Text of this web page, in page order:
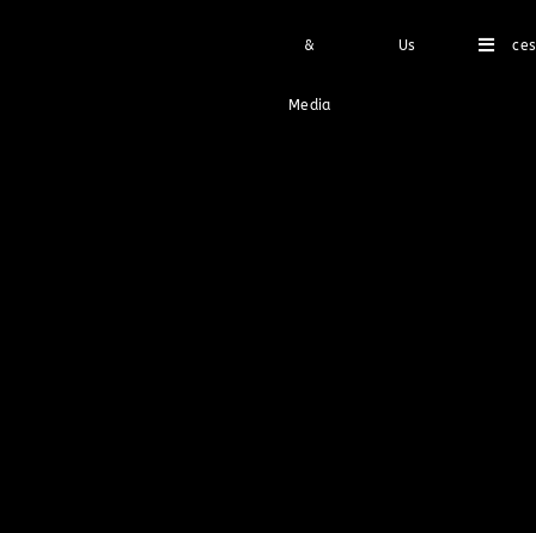
&
Media
Us Notices